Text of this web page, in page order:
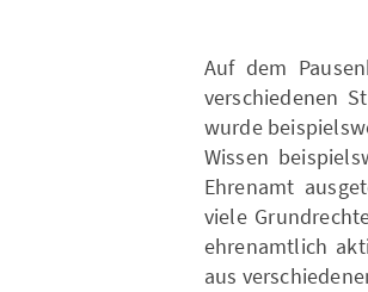
Auf dem
verschiedenen
wurde
Wissen
Ehrenamt
viele
ehrenamtlich
aus